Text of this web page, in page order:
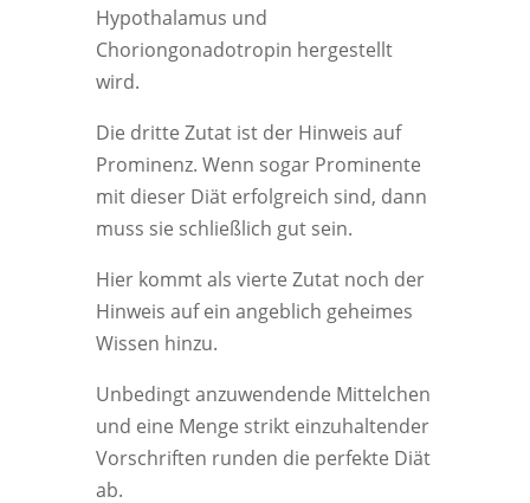
Hypothalamus und
Choriongonadotropin hergestellt
wird.
Die dritte Zutat ist der Hinweis auf
Prominenz. Wenn sogar Prominente
mit dieser Diät erfolgreich sind, dann
muss sie schließlich gut sein.
Hier kommt als vierte Zutat noch der
Hinweis auf ein angeblich geheimes
Wissen hinzu.
Unbedingt anzuwendende Mittelchen
und eine Menge strikt einzuhaltender
Vorschriften runden die perfekte Diät
ab.